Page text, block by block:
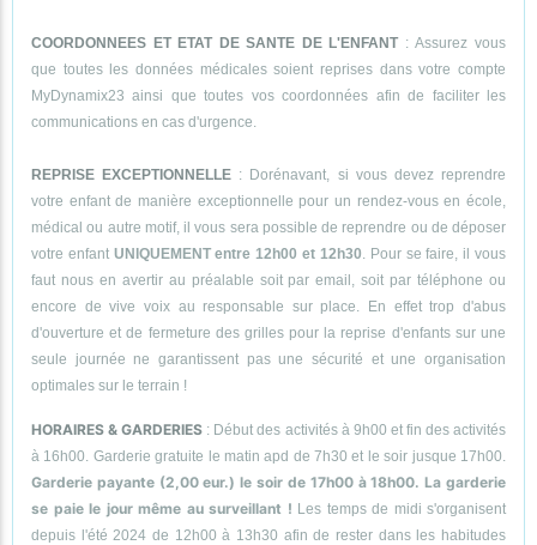
COORDONNEES ET ETAT DE SANTE DE L'ENFANT: Assurez vous
que toutes les données médicales soient reprises dans votre compte
MyDynamix23 ainsi que toutes vos coordonnées afin de faciliter les
communications en cas d'urgence.
REPRISE EXCEPTIONNELLE : Dorénavant, si vous devez reprendre
votre enfant de manière exceptionnelle pour un rendez-vous en école,
médical ou autre motif, il vous sera possible de reprendre ou de déposer
votre enfant UNIQUEMENT entre 12h00 et 12h30. Pour se faire, il vous
faut nous en avertir au préalable soit par email, soit par téléphone ou
encore de vive voix au responsable sur place. En effet trop d'abus
d'ouverture et de fermeture des grilles pour la reprise d'enfants sur une
seule journée ne garantissent pas une sécurité et une organisation
optimales sur le terrain !
HORAIRES & GARDERIES : Début des activités à 9h00 et fin des activités
à 16h00. Garderie gratuite le matin apd de 7h30 et le soir jusque 17h00.
Garderie payante (2,00 eur.) le soir de 17h00 à 18h00. La garderie
se paie le jour même au surveillant ! Les temps de midi s'organisent
depuis l'été 2024 de 12h00 à 13h30 afin de rester dans les habitudes